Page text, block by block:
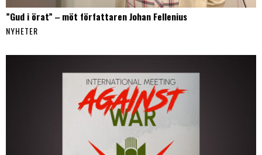
”Gud i örat” ‒ möt författaren Johan Fellenius
NYHETER